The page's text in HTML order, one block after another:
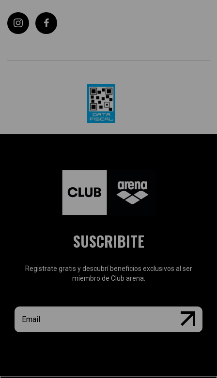
SUSCRIBITE
Registrate gratis y descubrí beneficios exclusivos al ser
miembro de Club arena.